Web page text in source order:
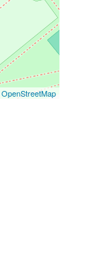
OpenStreetMap